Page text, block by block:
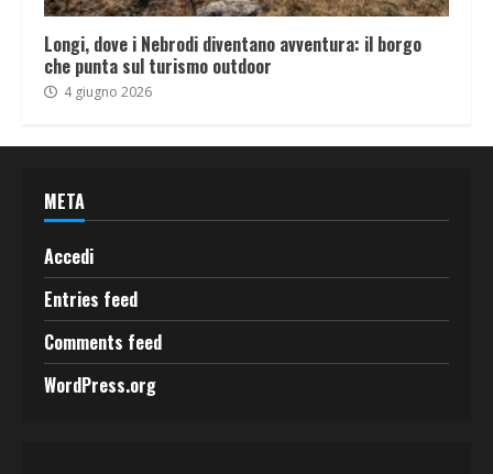
Longi, dove i Nebrodi diventano avventura: il borgo
che punta sul turismo outdoor
4 giugno 2026
META
Accedi
Entries feed
Comments feed
WordPress.org